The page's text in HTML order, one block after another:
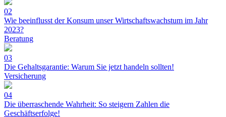
02
Wie beeinflusst der Konsum unser Wirtschaftswachstum im Jahr
2023?
Beratung
03
Die Gehaltsgarantie: Warum Sie jetzt handeln sollten!
Versicherung
04
Die überraschende Wahrheit: So steigern Zahlen die
Geschäftserfolge!